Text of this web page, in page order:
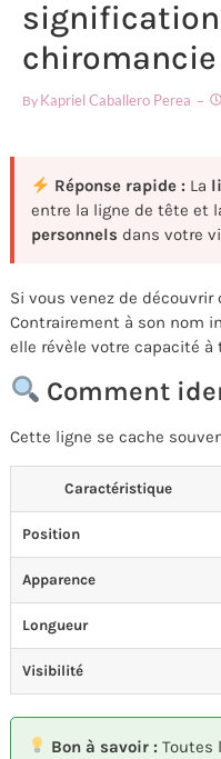
signification
chiromancie
By Kapriel Caballero Perea
Réponse rapide : La
entre la ligne de tête et
personnels dans votre
Si vous venez de
Contrairement à son nom
elle révèle votre capacité à
Comment
Cette ligne se cache
Caractéristique
Position
Apparence
Longueur
Visibilité
Bon à savoir : Toutes